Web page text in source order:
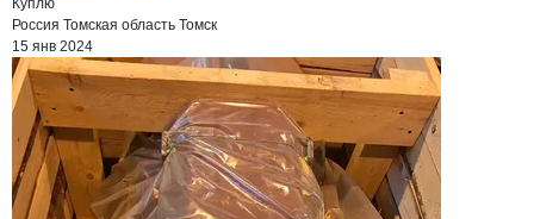
Куплю
Россия Томская область Томск
15 янв 2024